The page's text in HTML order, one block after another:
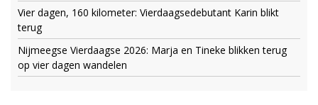
Vier dagen, 160 kilometer: Vierdaagsedebutant Karin blikt
terug
Nijmeegse Vierdaagse 2026: Marja en Tineke blikken terug
op vier dagen wandelen